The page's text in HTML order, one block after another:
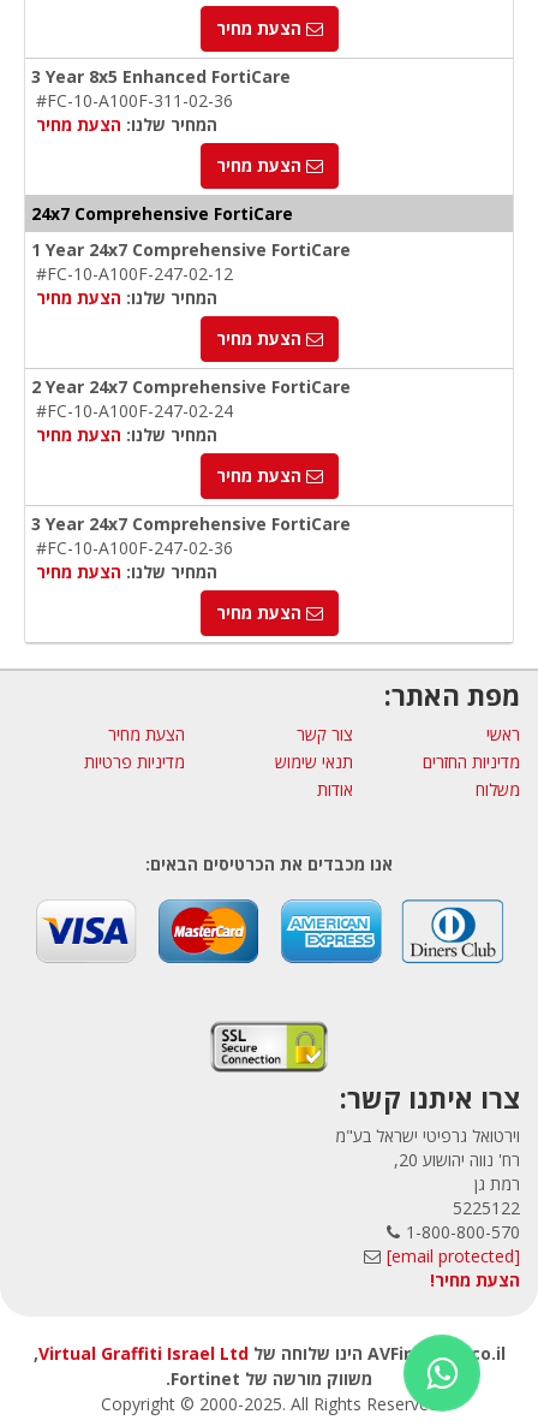
הצעת מחיר
3 Year 8x5 Enhanced FortiCare
#FC-10-A100F-311-02-36
המחיר שלנו: הצעת מחיר
הצעת מחיר
24x7 Comprehensive FortiCare
1 Year 24x7 Comprehensive FortiCare
#FC-10-A100F-247-02-12
המחיר שלנו: הצעת מחיר
הצעת מחיר
2 Year 24x7 Comprehensive FortiCare
#FC-10-A100F-247-02-24
המחיר שלנו: הצעת מחיר
הצעת מחיר
3 Year 24x7 Comprehensive FortiCare
#FC-10-A100F-247-02-36
המחיר שלנו: הצעת מחיר
הצעת מחיר
מפת האתר:
ראשי צור קשר
הצעת מחיר
מדיניות החזרים
תנאי שימוש
מדיניות פרטיות
משלוח
אודות
אנו מכבדים את הכרטיסים הבאים:
צרו איתנו קשר:
וירטואל גרפיטי ישראל בע"מ
רח' נווה יהושוע 20,
רמת גן
5225122
1-800-800-570
[email protected]
הצעת מחיר!
AVFirewalls.co.il הינו שלוחה של Virtual Graffiti Israel Ltd
,
משווק מורשה של Fortinet.
Copyright © 2000-2025. All Rights Reserved